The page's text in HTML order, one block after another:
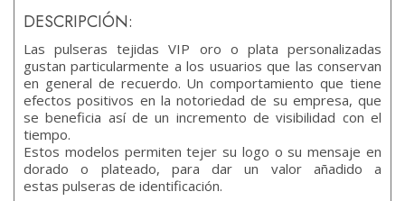
DESCRIPCIÓN:
Las pulseras tejidas VIP oro o plata personalizadas
gustan particularmente a los usuarios que las conservan
en general de recuerdo. Un comportamiento que tiene
efectos positivos en la notoriedad de su empresa, que
se beneficia así de un incremento de visibilidad con el
tiempo.
Estos modelos permiten tejer su logo o su mensaje en
dorado o plateado, para dar un valor añadido a
estas pulseras de identificación.